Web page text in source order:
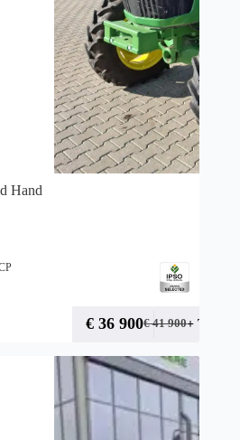
Hand
€41 900
€ 36 900 + TVA